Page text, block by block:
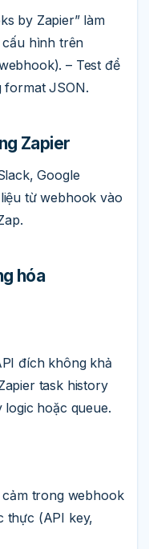
by Zapier” làm
cấu hình trên
– Test để
format JSON.
Zapier
Google
từ webhook vào
hóa
đích không khả
task history
hoặc queue.
trong webhook
thực (API key,